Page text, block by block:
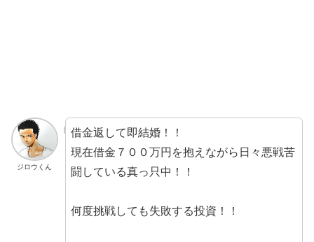
ジロウくん
借金返して即結婚！！
現在借金７００万円を抱えながら日々悪戦苦
闘している真っ只中！！
何度挑戦しても失敗する投資！！